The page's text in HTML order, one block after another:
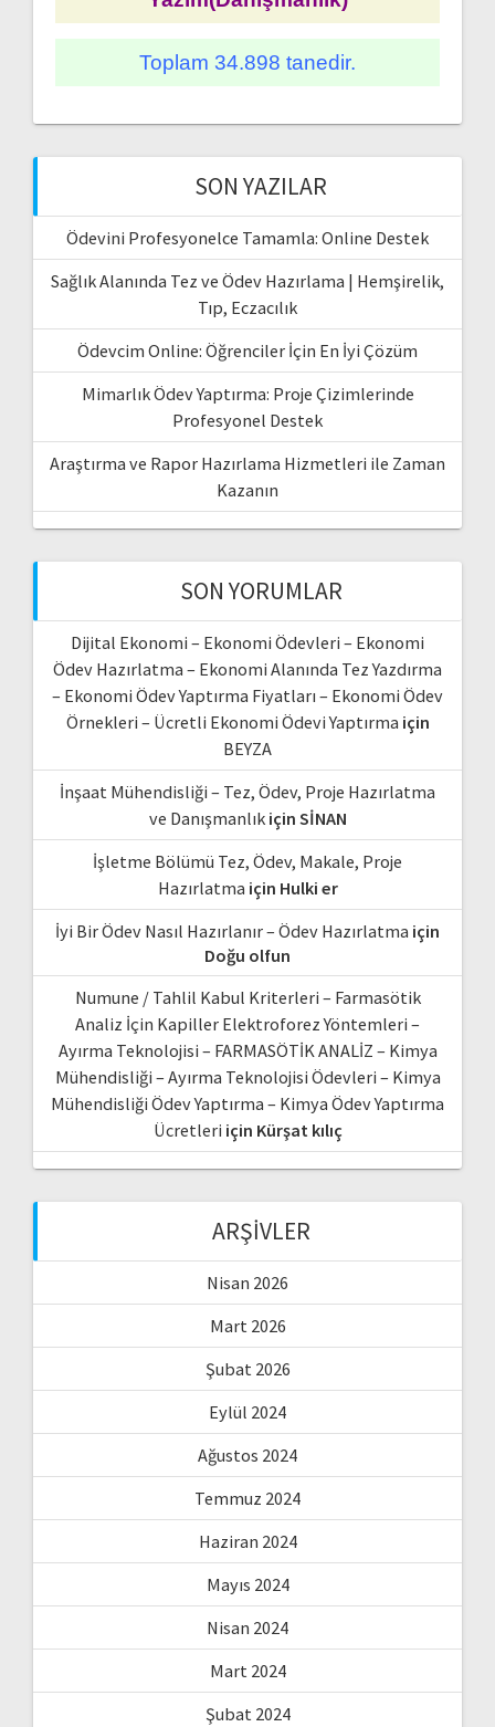
Toplam 34.898 tanedir.
SON YAZILAR
Ödevini Profesyonelce Tamamla: Online Destek
Sağlık Alanında Tez ve Ödev Hazırlama | Hemşirelik,
Tıp, Eczacılık
Ödevcim Online: Öğrenciler İçin En İyi Çözüm
Mimarlık Ödev Yaptırma: Proje Çizimlerinde
Profesyonel Destek
Araştırma ve Rapor Hazırlama Hizmetleri ile Zaman
Kazanın
SON YORUMLAR
Dijital Ekonomi – Ekonomi Ödevleri – Ekonomi
Ödev Hazırlatma – Ekonomi Alanında Tez Yazdırma
– Ekonomi Ödev Yaptırma Fiyatları – Ekonomi Ödev
Örnekleri – Ücretli Ekonomi Ödevi Yaptırma için
BEYZA
İnşaat Mühendisliği – Tez, Ödev, Proje Hazırlatma
ve Danışmanlıkiçin SİNAN
İşletme Bölümü Tez, Ödev, Makale, Proje
Hazırlatma için Hulki er
İyi Bir Ödev Nasıl Hazırlanır – Ödev Hazırlatma için
Doğu olfun
Numune / Tahlil Kabul Kriterleri – Farmasötik
Analiz İçin Kapiller Elektroforez Yöntemleri –
Ayırma Teknolojisi – FARMASÖTİK ANALİZ – Kimya
Mühendisliği – Ayırma Teknolojisi Ödevleri – Kimya
Mühendisliği Ödev Yaptırma – Kimya Ödev Yaptırma
Ücretleri için Kürşat kılıç
ARŞIVLER
Nisan 2026
Mart 2026
Şubat 2026
Eylül 2024
Ağustos 2024
Temmuz 2024
Haziran 2024
Mayıs 2024
Nisan 2024
Mart 2024
Şubat 2024